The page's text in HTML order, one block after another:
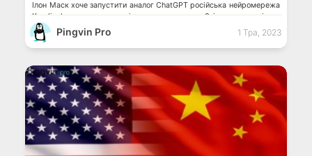
Ілон Маск хоче запустити аналог ChatGPT російська нейромережа
Kandinsky визнає росію терористом Згідно з звітом,
опублікованим Всесвітнім […]
Pingvin Pro 1 Тра, 2023